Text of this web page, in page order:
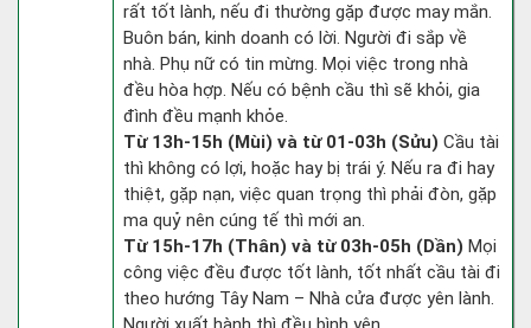
rất tốt lành, nếu đi thường gặp được may mắn.
Buôn bán, kinh doanh có lời. Người đi sắp về
nhà. Phụ nữ có tin mừng. Mọi việc trong nhà
đều hòa hợp. Nếu có bệnh cầu thì sẽ khỏi, gia
đình đều mạnh khỏe.
Từ 13h-15h (Mùi) và từ 01-03h (Sửu) Cầu tài
thì không có lợi, hoặc hay bị trái ý. Nếu ra đi hay
thiệt, gặp nạn, việc quan trọng thì phải đòn, gặp
ma quỷ nên cúng tế thì mới an.
Từ 15h-17h (Thân) và từ 03h-05h (Dần) Mọi
công việc đều được tốt lành, tốt nhất cầu tài đi
theo hướng Tây Nam – Nhà cửa được yên lành.